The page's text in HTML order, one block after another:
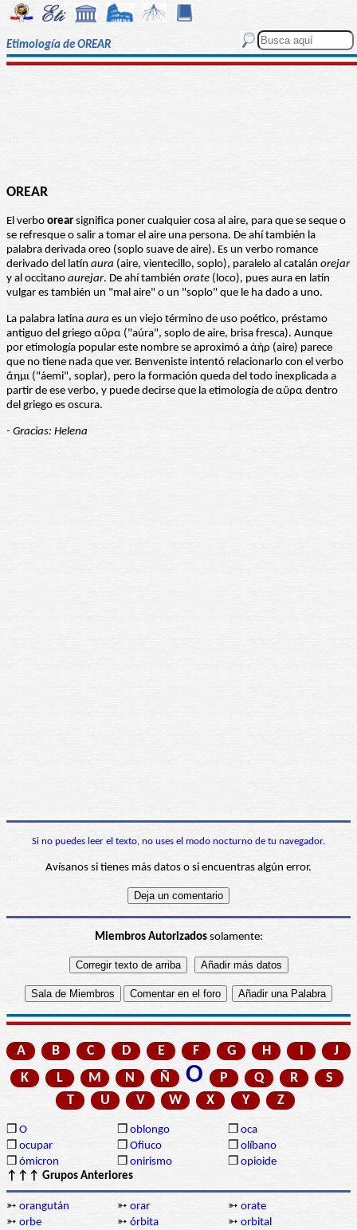
Etimología de OREAR
OREAR
El verbo orear significa poner cualquier cosa al aire, para que se seque o
se refresque o salir a tomar el aire una persona. De ahí también la
palabra derivada oreo (soplo suave de aire). Es un verbo romance
derivado del latín aura (aire, vientecillo, soplo), paralelo al catalán orejar
y al occitano aurejar. De ahí también orate (loco), pues aura en latín
vulgar es también un "mal aire" o un "soplo" que le ha dado a uno.
La palabra latina aura es un viejo término de uso poético, préstamo
antiguo del griego αὔρα ("aúra", soplo de aire, brisa fresca). Aunque
por etimología popular este nombre se aproximó a ἀήρ (aire) parece
que no tiene nada que ver. Benveniste intentó relacionarlo con el verbo
ἄημι ("áemi", soplar), pero la formación queda del todo inexplicada a
partir de ese verbo, y puede decirse que la etimología de αὔρα dentro
del griego es oscura.
- Gracias: Helena
Si no puedes leer el texto, no uses el modo nocturno de tu navegador.
Avísanos si tienes más datos o si encuentras algún error.
Miembros Autorizadossolamente:
A B C D E F G H I
J
K
L M N Ñ O P Q R
S
T
U V W X Y Z
❒ O ❒ oblongo ❒ oca
❒ ocupar ❒ Ofiuco ❒ olíbano
❒ ómicron ❒ onirismo ❒ opioide
↑↑↑ Grupos Anteriores
➳ orangután ➳ orar ➳ orate
➳ orbe ➳ órbita ➳ orbital